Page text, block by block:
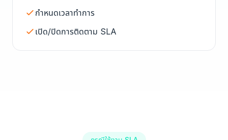
กำหนดเวลาทำการ
เปิด/ปิดการติดตาม SLA